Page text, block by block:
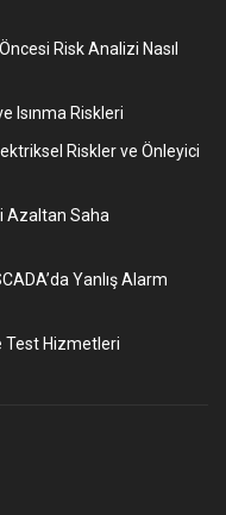
Risk Analizi Nasıl
Isınma Riskleri
Riskler ve Önleyici
Azaltan Saha
Yanlış Alarm
Test Hizmetleri